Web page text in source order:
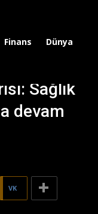
Finans Dünya
Sağlık
devam
VK